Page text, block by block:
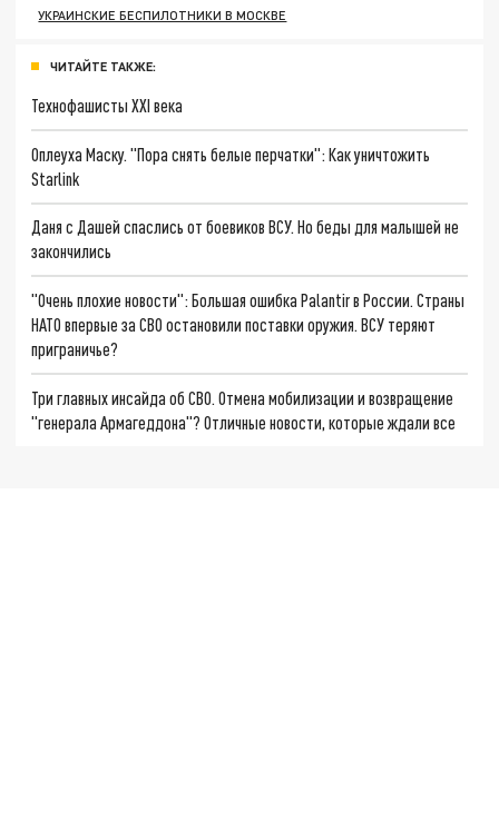
УКРАИНСКИЕ БЕСПИЛОТНИКИ В МОСКВЕ
ЧИТАЙТЕ ТАКЖЕ:
Технофашисты XXI века
Оплеуха Маску. "Пора снять белые перчатки": Как уничтожить
Starlink
Даня с Дашей спаслись от боевиков ВСУ. Но беды для малышей не
закончились
"Очень плохие новости": Большая ошибка Palantir в России. Страны
НАТО впервые за СВО остановили поставки оружия. ВСУ теряют
приграничье?
Три главных инсайда об СВО. Отмена мобилизации и возвращение
"генерала Армагеддона"? Отличные новости, которые ждали все